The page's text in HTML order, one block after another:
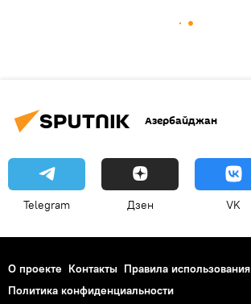
Азербайджан
Telegram Дзен VK
О проекте Контакты Правила использования
Политика конфиденциальности